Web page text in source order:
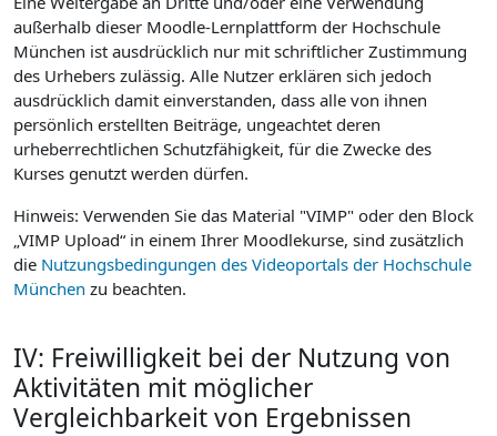
außerhalb dieser Moodle-Lernplattform der Hochschule
München ist ausdrücklich nur mit schriftlicher Zustimmung
des Urhebers zulässig. Alle Nutzer erklären sich jedoch
ausdrücklich damit einverstanden, dass alle von ihnen
persönlich erstellten Beiträge, ungeachtet deren
urheberrechtlichen Schutzfähigkeit, für die Zwecke des
Kurses genutzt werden dürfen.
Hinweis: Verwenden Sie das Material "VIMP" oder den Block
„VIMP Upload“ in einem Ihrer Moodlekurse, sind zusätzlich
die Nutzungsbedingungen des Videoportals der Hochschule
München zu beachten.
IV: Freiwilligkeit bei der Nutzung von
Aktivitäten mit möglicher
Vergleichbarkeit von Ergebnissen